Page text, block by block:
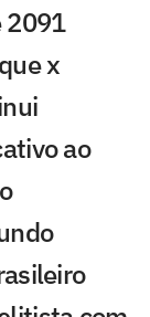
2091
x
ao